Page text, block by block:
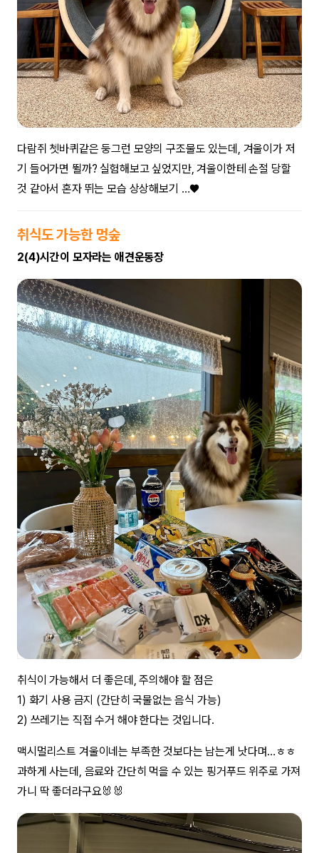
다람쥐 쳇바퀴같은 둥그런 모양의 구조물도 있는데, 겨울이가 저
기 들어가면 뛸까? 실험해보고 싶었지만, 겨울이한테 손절 당할
것 같아서 혼자 뛰는 모습 상상해보기 …♥
취식도 가능한 멍숲
2(4)시간이 모자라는 애견운동장
취식이 가능해서 더 좋은데, 주의해야 할 점은
1) 화기 사용 금지 (간단히 국물없는 음식 가능)
2) 쓰레기는 직접 수거 해야 한다는 것입니다.
맥시멀리스트 겨울이네는 부족한 것보다는 남는게 낫다며…ㅎㅎ
과하게 사는데, 음료와 간단히 먹을 수 있는 핑거푸드 위주로 가져
가니 딱 좋더라구요🐰🐰